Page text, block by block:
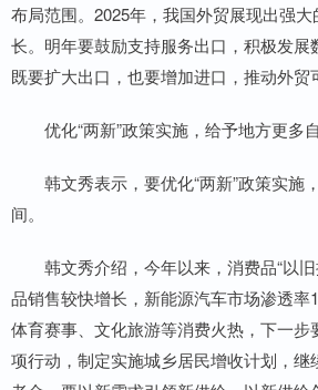
布局范围。2025年，我国外贸展现出强
长。明年要鼓励支持服务出口，积极发展
既要扩大出口，也要增加进口，推动外贸
优化“两新”政策实施，给予地方更多
韩文秀表示，要优化“两新”政策实施
间。
韩文秀介绍，今年以来，消费品“以旧
品销售较快增长，新能源汽车市场渗透率
体育赛事、文化旅游等消费火热，下一步
项行动，制定实施城乡居民增收计划，继